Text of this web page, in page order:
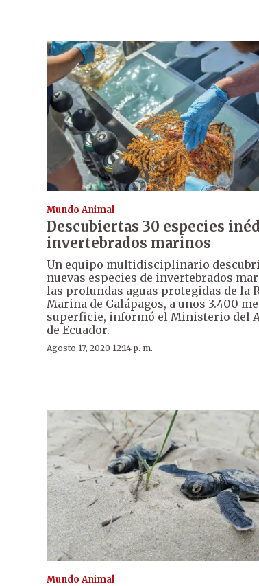
Mundo Animal
Descubiertas 30 especies
invertebrados marinos
Un equipo multidisciplinario
nuevas especies de invertebrados
las profundas aguas protegidas de la
Marina de Galápagos, a unos 3.400
superficie, informó el Ministerio del
de Ecuador.
Agosto 17, 2020 12:14 p. m.
Mundo Animal